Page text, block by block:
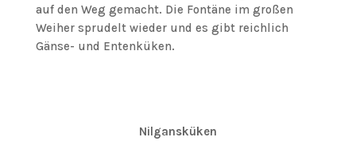
auf den Weg gemacht. Die Fontäne im großen
Weiher sprudelt wieder und es gibt reichlich
Gänse- und Entenküken.
Nilgansküken